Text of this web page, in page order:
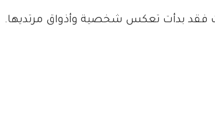
فقد بدأت تعكس شخصية وأذواق مرتديها.